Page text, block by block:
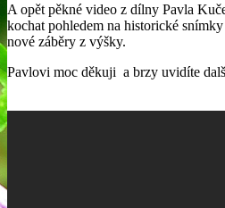
A opět pěkné video z dílny Pavla
kochat pohledem na historické
nové záběry z výšky.
Pavlovi moc děkuji a brzy uvidíte